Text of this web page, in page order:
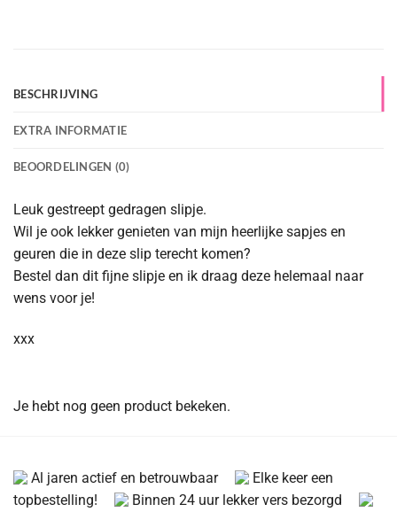
BESCHRIJVING
EXTRA INFORMATIE
BEOORDELINGEN (0)
Leuk gestreept gedragen slipje.
Wil je ook lekker genieten van mijn heerlijke sapjes en
geuren die in deze slip terecht komen?
Bestel dan dit fijne slipje en ik draag deze helemaal naar
wens voor je!
xxx
Je hebt nog geen product bekeken.
Al jaren actief en betrouwbaar
Elke keer een
topbestelling!
Binnen 24 uur lekker vers bezorgd